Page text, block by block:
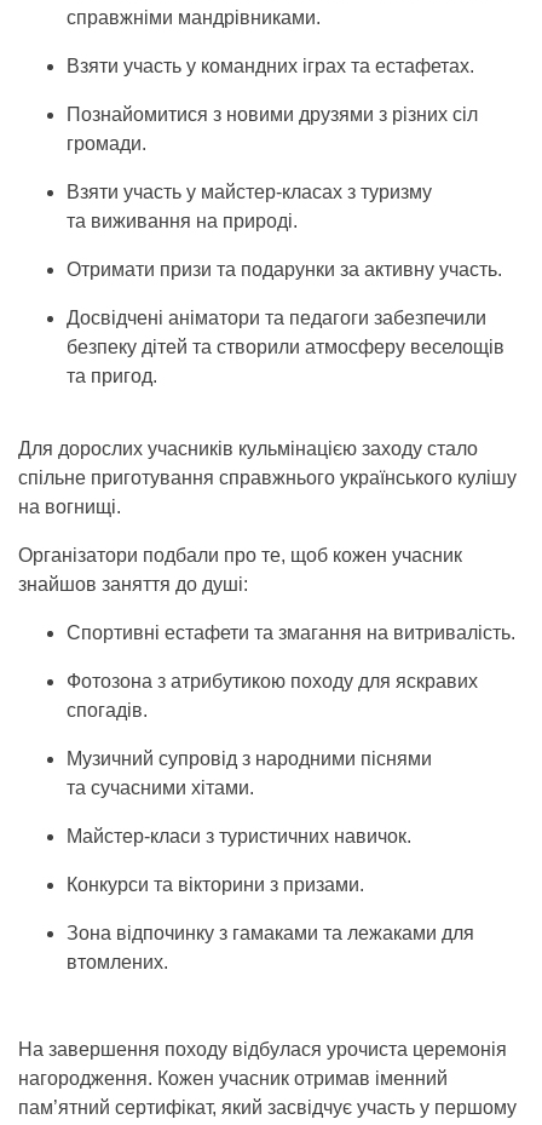
справжніми мандрівниками.
Взяти участь у командних іграх та естафетах.
Познайомитися з новими друзями з різних сіл
громади.
Взяти участь у майстер-класах з туризму
та виживання на природі.
Отримати призи та подарунки за активну участь.
Досвідчені аніматори та педагоги забезпечили
безпеку дітей та створили атмосферу веселощів
та пригод.
Для дорослих учасників кульмінацією заходу стало
спільне приготування справжнього українського кулішу
на вогнищі.
Організатори подбали про те, щоб кожен учасник
знайшов заняття до душі:
Спортивні естафети та змагання на витривалість.
Фотозона з атрибутикою походу для яскравих
спогадів.
Музичний супровід з народними піснями
та сучасними хітами.
Майстер-класи з туристичних навичок.
Конкурси та вікторини з призами.
Зона відпочинку з гамаками та лежаками для
втомлених.
На завершення походу відбулася урочиста церемонія
нагородження. Кожен учасник отримав іменний
пам’ятний сертифікат, який засвідчує участь у першому